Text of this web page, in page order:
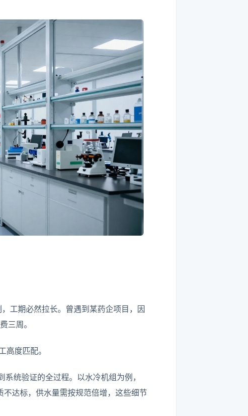
工期必然拉长。曾遇到某药企项目，因
三周。
度匹配。
统验证的全过程。以水冷机组为例，
达标，供水量需按规范倍增，这些细节